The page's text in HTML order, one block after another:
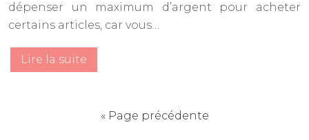
dépenser un maximum d’argent pour acheter
certains articles, car vous…
Lire la suite
« Page précédente